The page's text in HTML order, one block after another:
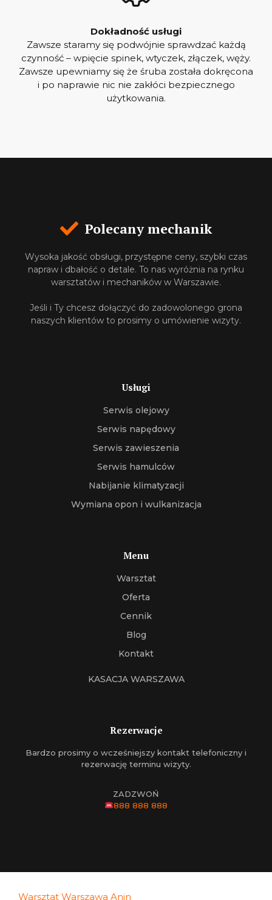
Dokładność usługi
Zawsze staramy się podwójnie sprawdzać każdą
czynność – wpięcie spinek, wtyczek, złączek, węży.
Zawsze upewniamy się że śruba została dokręcona
i po naprawie nic nie zakłóci bezpiecznego
użytkowania.
Polecany mechanik
Wysoka jakość obsługi, przystępne ceny, szybki czas
napraw i dbałość o detale. To nas wyróżnia na rynku
warsztatów i mechaników w Warszawie.
Jeśli i Ty chcesz dołączyć do zadowolonego grona
naszych klientów to prosimy o umówienie wizyty.
Usługi
Serwis olejowy
Serwis napędowy
Serwis zawieszenia
Serwis hamulców
Nabijanie klimatyzacji
Wymiana opon i wulkanizacja
Menu
Warsztat
Oferta
Cennik
Blog
Kontakt
KASACJA WARSZAWA
Rezerwacje
Bardzo prosimy o wcześniejszy kontakt telefoniczny i
rezerwację terminu wizyty.
ZADZWOŃ
888 888 888
Warsztat Warszawa Anin